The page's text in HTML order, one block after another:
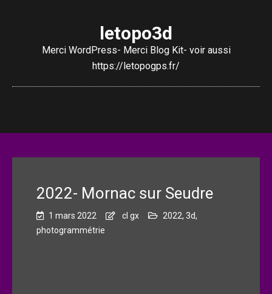
letopo3d
Merci WordPress- Merci Blog Kit- voir aussi
https://letopogps.fr/
2022- Mornac sur Seudre
1 mars 2022 cl gx 2022, 3d,
photogrammétrie